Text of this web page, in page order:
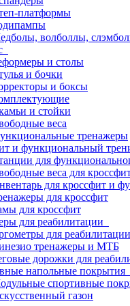
платформы
волболлы,
и столы
и бочки
и боксы
и стойки
веса
тренажеры
и функциональный
для
веса для
для кроссфит и
для кроссфит
для кроссфит
для реабилитации
для реабилитации
тренажеры и МТБ
дорожки для
напольные покрытия
спортивные
газон